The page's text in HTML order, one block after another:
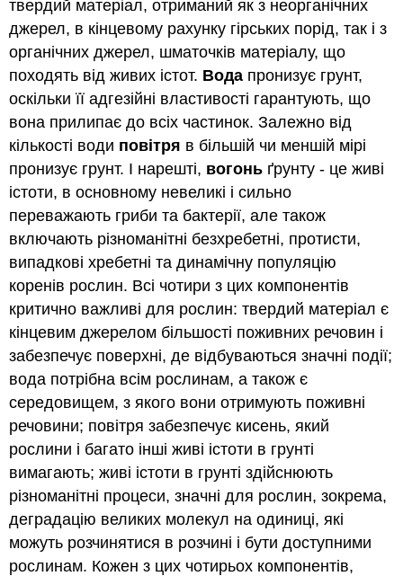
твердий матеріал, отриманий як з неорганічних
джерел, в кінцевому рахунку гірських порід, так і з
органічних джерел, шматочків матеріалу, що
походять від живих істот. Вода пронизує грунт,
оскільки її адгезійні властивості гарантують, що
вона прилипає до всіх частинок. Залежно від
кількості води повітря в більшій чи меншій мірі
пронизує грунт. І нарешті, вогонь ґрунту - це живі
істоти, в основному невеликі і сильно
переважають гриби та бактерії, але також
включають різноманітні безхребетні, протисти,
випадкові хребетні та динамічну популяцію
коренів рослин. Всі чотири з цих компонентів
критично важливі для рослин: твердий матеріал є
кінцевим джерелом більшості поживних речовин і
забезпечує поверхні, де відбуваються значні події;
вода потрібна всім рослинам, а також є
середовищем, з якого вони отримують поживні
речовини; повітря забезпечує кисень, який
рослини і багато інші живі істоти в грунті
вимагають; живі істоти в грунті здійснюють
різноманітні процеси, значні для рослин, зокрема,
деградацію великих молекул на одиниці, які
можуть розчинятися в розчині і бути доступними
рослинам. Кожен з цих чотирьох компонентів,